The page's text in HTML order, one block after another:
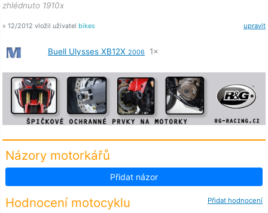
zhlédnuto 1910x
upravit
» 12/2012 vložil uživatel bikes
Buell Ulysses XB12X 2006 1×
Názory motorkářů
Přidat názor
Přidat hodnocení
Hodnocení motocyklu